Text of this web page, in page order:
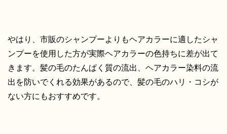
やはり、市販のシャンプーよりもヘアカラーに適したシャ
ンプーを使用した方が実際ヘアカラーの色持ちに差が出て
きます。髪の毛のたんぱく質の流出、ヘアカラー染料の流
出を防いでくれる効果があるので、髪の毛のハリ・コシが
ない方にもおすすめです。